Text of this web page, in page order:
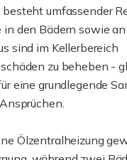
umfassender
in den Bädern sowie
sind im Kellerbereich
zu beheben -
eine grundlegende
Ölzentralheizung